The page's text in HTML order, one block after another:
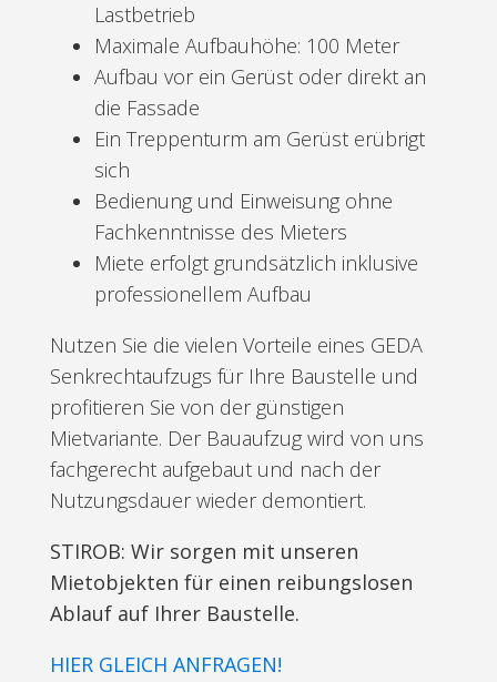
Lastbetrieb
Maximale Aufbauhöhe: 100 Meter
Aufbau vor ein Gerüst oder direkt an
die Fassade
Ein Treppenturm am Gerüst erübrigt
sich
Bedienung und Einweisung ohne
Fachkenntnisse des Mieters
Miete erfolgt grundsätzlich inklusive
professionellem Aufbau
Nutzen Sie die vielen Vorteile eines GEDA
Senkrechtaufzugs für Ihre Baustelle und
profitieren Sie von der günstigen
Mietvariante. Der Bauaufzug wird von uns
fachgerecht aufgebaut und nach der
Nutzungsdauer wieder demontiert.
STIROB: Wir sorgen mit unseren
Mietobjekten für einen reibungslosen
Ablauf auf Ihrer Baustelle.
HIER GLEICH ANFRAGEN!